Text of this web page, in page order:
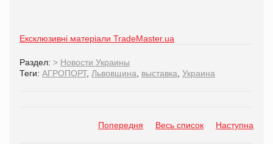
Ексклюзивні матеріали TradeMaster.ua
Раздел: > Новости Украины
Теги: АГРОПОРТ, Львовщина выставка Украина
Попередня Весь список Наступна